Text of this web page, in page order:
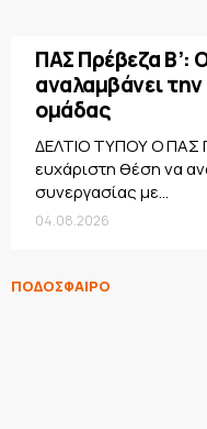
ΠΑΣ Πρέβεζα Β’:
αναλαμβάνει την
ομάδας
ΔΕΛΤΙΟ ΤΥΠΟΥ Ο ΠΑΣ
ευχάριστη θέση να
συνεργασίας με...
04.08.2026
ΠΟΔΟΣΦΑΙΡΟ